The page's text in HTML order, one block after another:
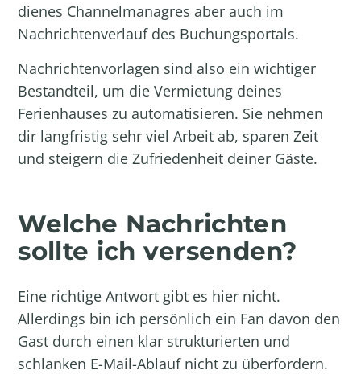
dienes Channelmanagres aber auch im
Nachrichtenverlauf des Buchungsportals.
Nachrichtenvorlagen sind also ein wichtiger
Bestandteil, um dieVermietung deines
Ferienhauses zu automatisieren. Sie nehmen
dir langfristig sehr viel Arbeit ab, sparen Zeit
und steigern die Zufriedenheit deiner Gäste.
Welche Nachrichten
sollte ich versenden?
Eine richtige Antwort gibt es hier nicht.
Allerdings bin ich persönlich ein Fan davon den
Gast durch einen klar strukturierten und
schlanken E-Mail-Ablauf nicht zu überfordern.